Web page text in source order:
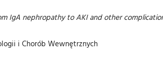
IgA nephropathy to AKI and other
i Chorób Wewnętrznych